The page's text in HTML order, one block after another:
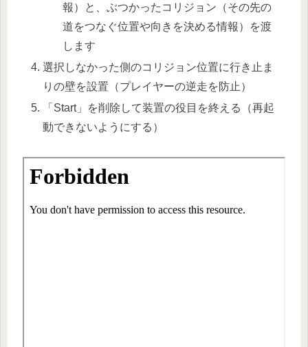
報）と、ぶつかったコリジョン（その先の
道をつなぐ位置や向きを決める情報）を渡
します
選択しなかった側のコリジョン位置に行き止ま
りの壁を設置（プレイヤーの逆走を防止）
「Start」を削除して装置の役目を終える（再起
動できないようにする）